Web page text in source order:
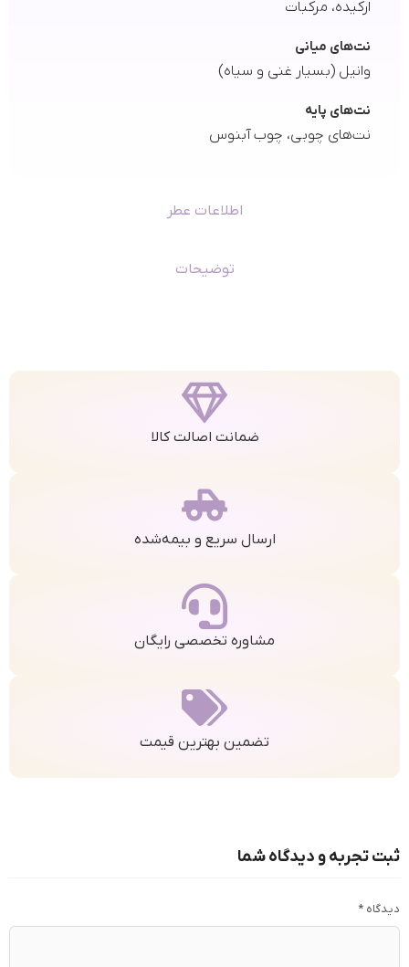
اطلاعات عطر
توضیحات
ارکیده، مرکبات
نت‌های میانی
وانیل (بسیار غنی و سیاه)
نت‌های پایه
نت‌های چوبی، چوب آبنوس
ضمانت اصالت کالا
ارسال سریع و بیمه‌شده
مشاوره تخصصی رایگان
تضمین بهترین قیمت
ثبت تجربه و دیدگاه شما
دیدگاه *